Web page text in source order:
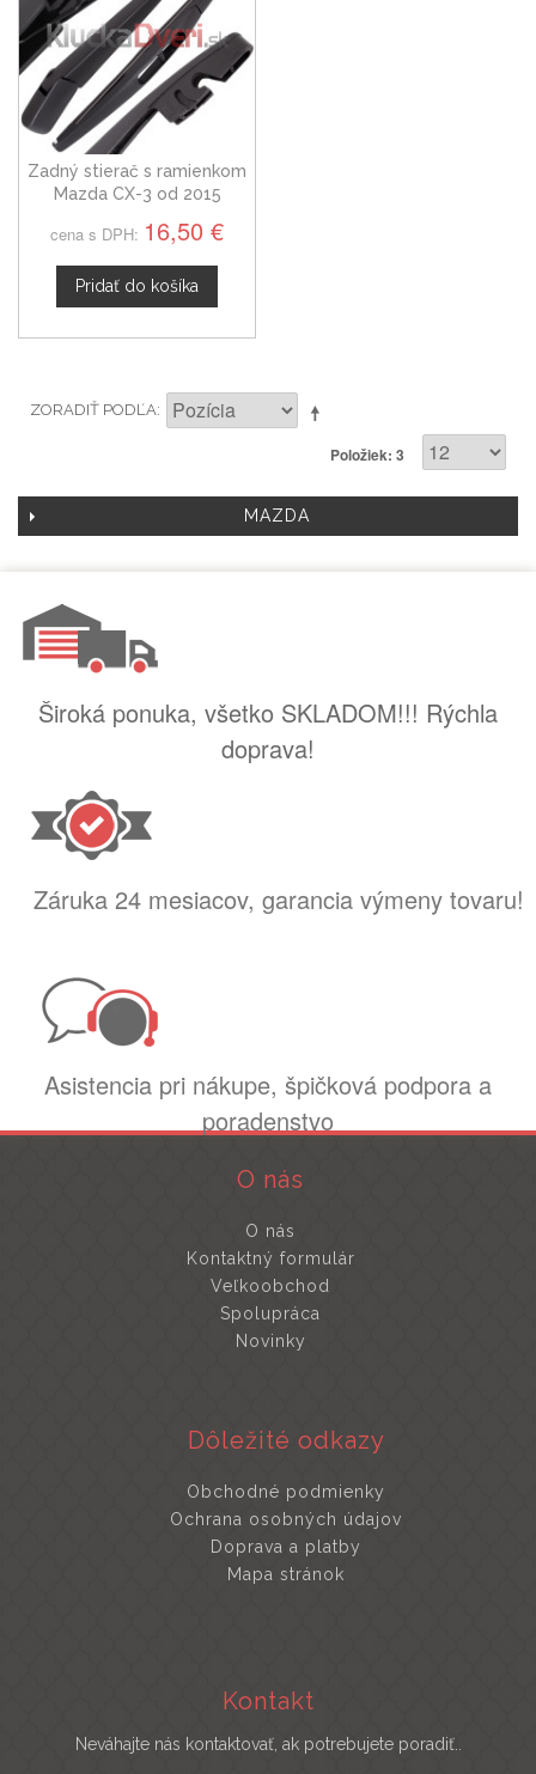
Zadný stierač s ramienkom
Mazda CX-3 od 2015
cena s DPH: 16,50 €
Pridať do košíka
ZORADIŤ PODĽA
Položiek: 3
MAZDA
Široká ponuka, všetko SKLADOM!!! Rýchla
doprava!
Záruka 24 mesiacov, garancia výmeny tovaru!
Asistencia pri nákupe, špičková podpora a
poradenstvo
O nás
O nás
Kontaktný formulár
Veľkoobchod
Spolupráca
Novinky
Dôležité odkazy
Obchodné podmienky
Ochrana osobných údajov
Doprava a platby
Mapa stránok
Kontakt
Neváhajte nás kontaktovať, ak potrebujete poradiť..